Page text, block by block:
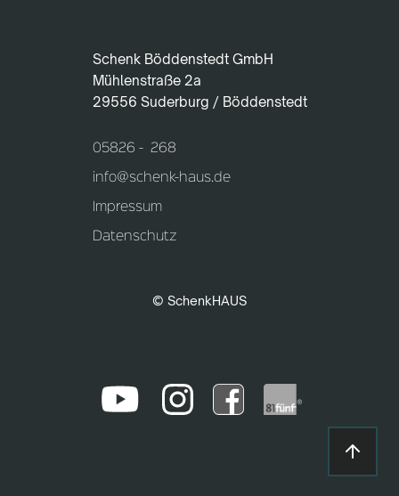
Schenk Böddenstedt GmbH
Mühlenstraße 2a
29556 Suderburg / Böddenstedt
05826 - 268
info@schenk-haus.de
Impressum
Datenschutz
© SchenkHAUS